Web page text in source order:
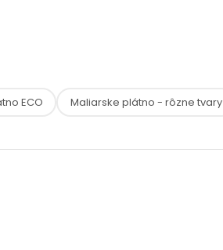
ECO Maliarske plátno - rôzne tvary